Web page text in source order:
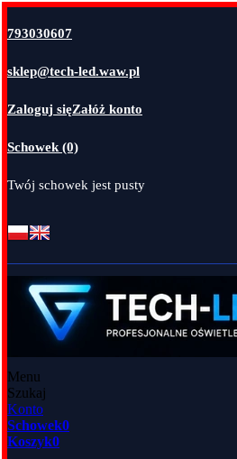
793030607
sklep@tech-led.waw.pl
Zaloguj sięZałóż konto
Schowek (0)
Twój schowek jest pusty
Menu
Szukaj
Konto
Schowek0
Koszyk0